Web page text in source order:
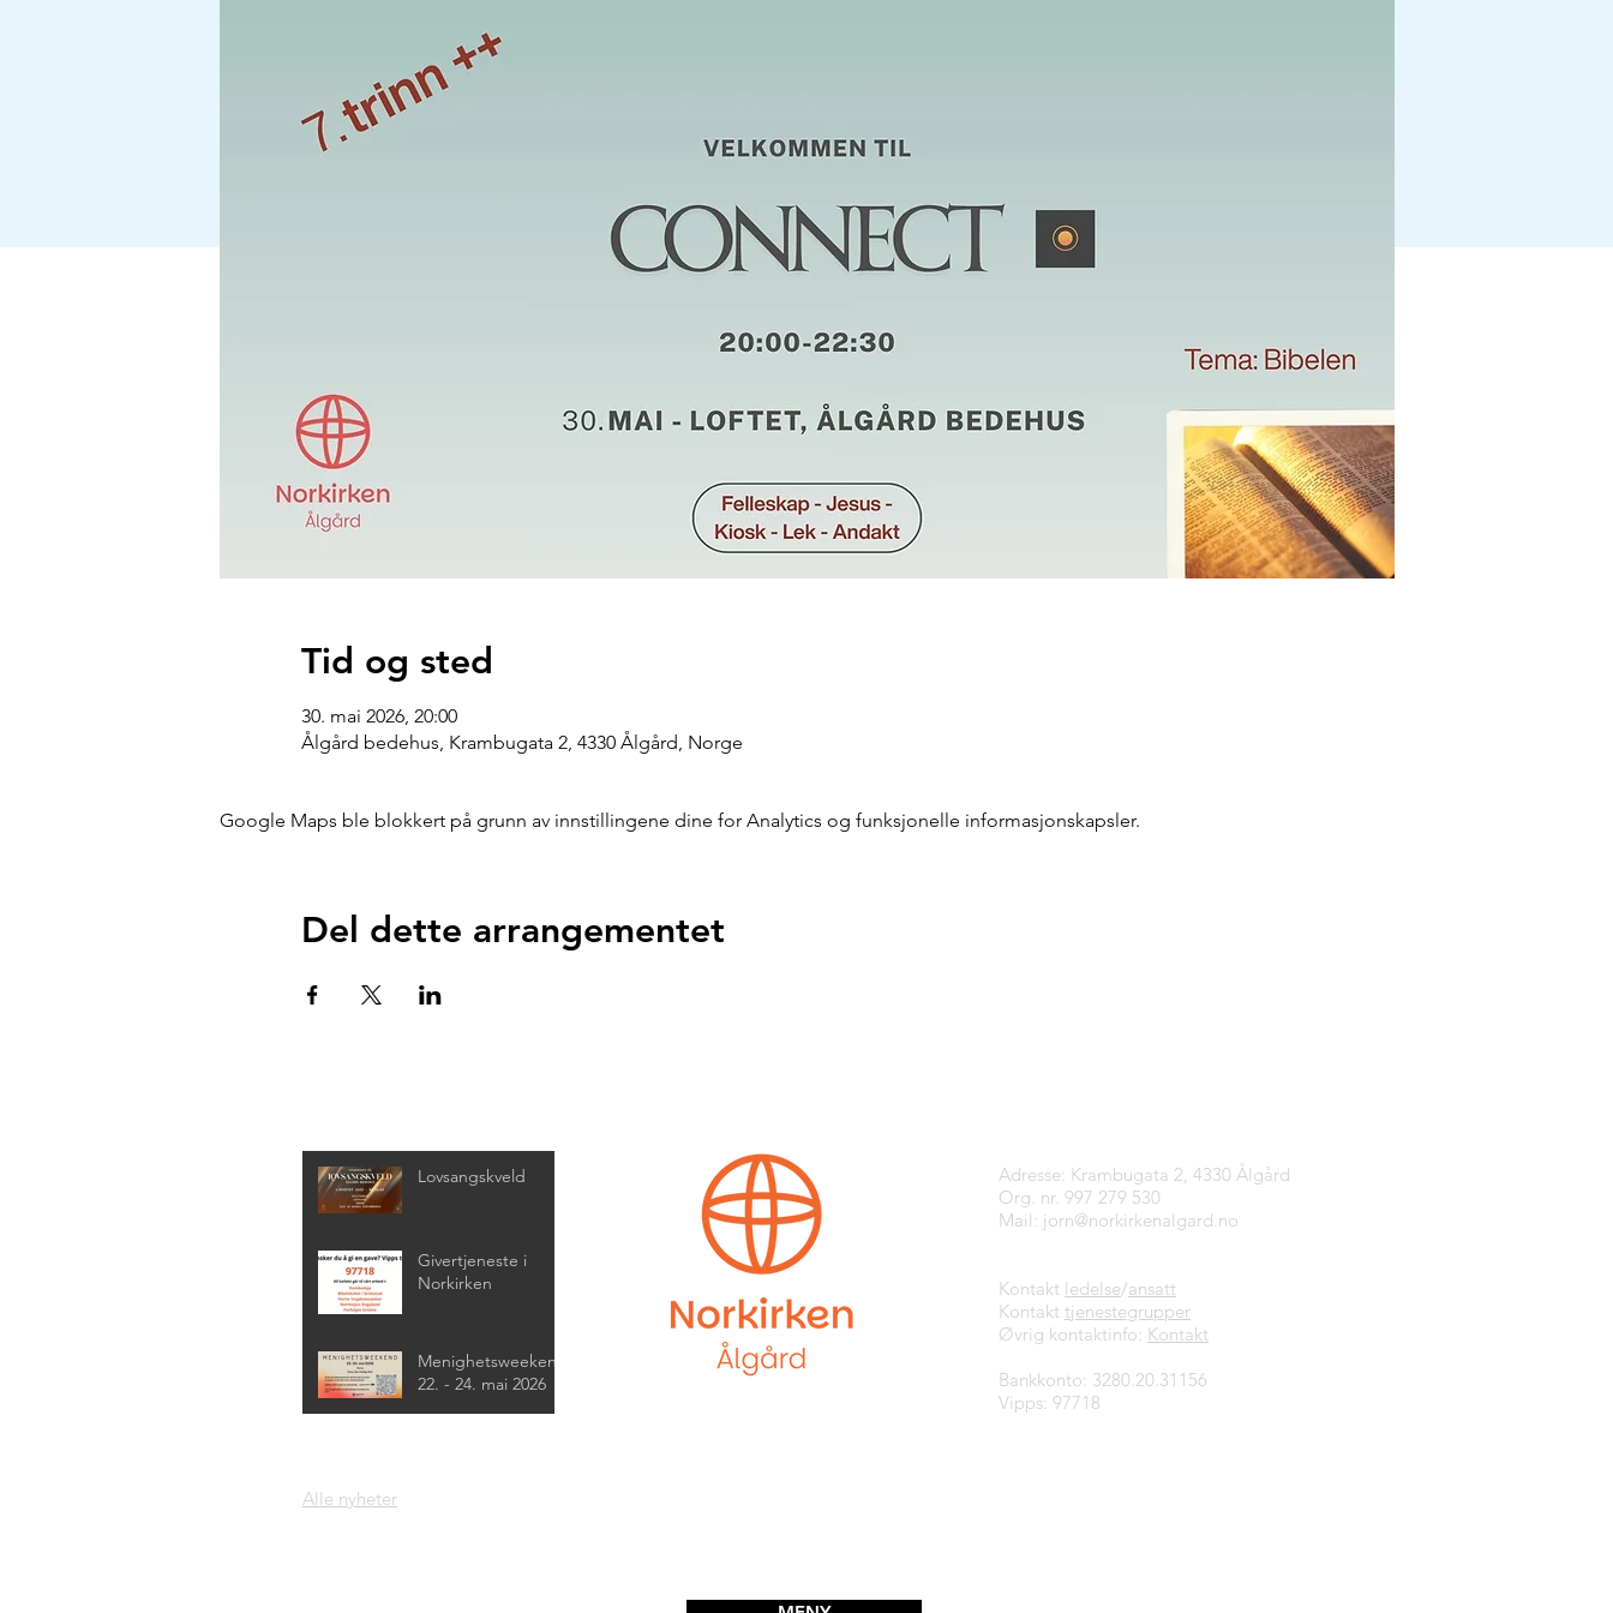
Tid og sted
30. mai 2026, 20:00
Ålgård bedehus, Krambugata 2, 4330 Ålgård, Norge
Google Maps ble blokkert på grunn av innstillingene dine for Analytics og funksjonelle informasjonskapsler.
Del dette arrangementet
Lovsangskveld
Givertjeneste i
Norkirken
Menighetsweekend
22. - 24. mai 2026
Adresse: Krambugata 2, 4330 Ålgård
Org. nr. 997 279 530
Mail: jorn@norkirkenalgard.no
Kontakt ledelse/ansatt
Kontakt tjenestegrupper
Øvrig kontaktinfo: Kontakt
Bankkonto: 3280.20.31156
Vipps: 97718
Alle nyheter